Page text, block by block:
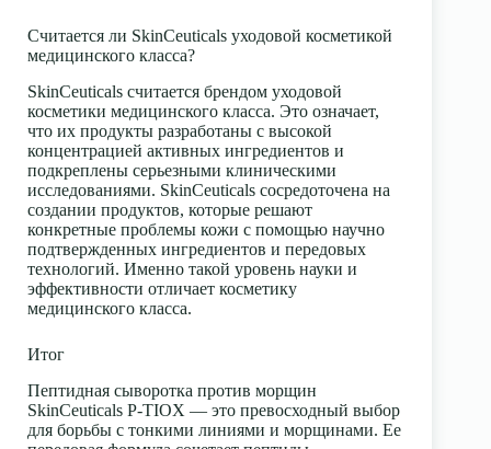
Считается ли SkinCeuticals уходовой косметикой
медицинского класса?
SkinCeuticals считается брендом уходовой
косметики медицинского класса. Это означает,
что их продукты разработаны с высокой
концентрацией активных ингредиентов и
подкреплены серьезными клиническими
исследованиями. SkinCeuticals сосредоточена на
создании продуктов, которые решают
конкретные проблемы кожи с помощью научно
подтвержденных ингредиентов и передовых
технологий. Именно такой уровень науки и
эффективности отличает косметику
медицинского класса.
Итог
Пептидная сыворотка против морщин
SkinCeuticals P-TIOX — это превосходный выбор
для борьбы с тонкими линиями и морщинами. Ее